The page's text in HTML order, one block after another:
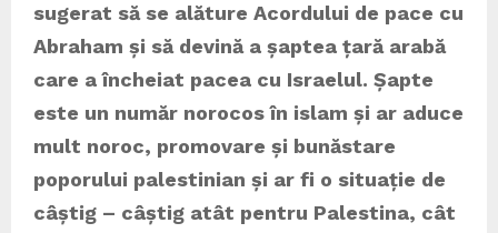
sugerat să se alăture Acordului de pace cu
Abraham și să devină a șaptea țară arabă
care a încheiat pacea cu Israelul. Șapte
este un număr norocos în islam și ar aduce
mult noroc, promovare și bunăstare
poporului palestinian și ar fi o situație de
câștig – câștig atât pentru Palestina, cât